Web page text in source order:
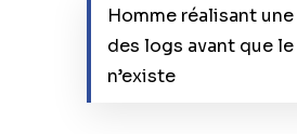
Homme réalisant une
des logs avant que le
n’existe